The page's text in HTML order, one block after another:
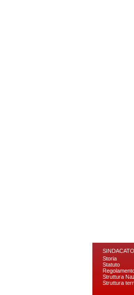
SINDACATO
Storia
Statuto
Struttura
Struttura